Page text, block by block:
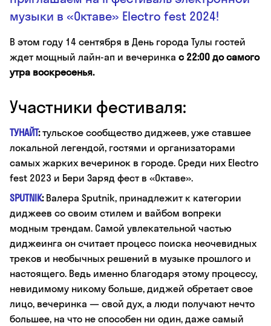
музыки в «Октаве» Electro fest 2024!
В этом году 14 сентября в День города Тулы гостей
ждет мощный лайн-ап и вечеринка c 22:00 до самого
утра воскресенья.
Участники фестиваля:
ТУНАЙТ:тульское сообщество диджеев, уже ставшее
локальной легендой, гостями и организаторами
самых жарких вечеринок в городе. Среди них Electro
fest 2023 и Бери Заряд фест в «Октаве».
SPUTNIK: Валера Sputnik, принадлежит к категории
диджеев со своим стилем и вайбом вопреки
модным трендам. Самой увлекательной частью
диджеинга он считает процесс поиска неочевидных
треков и необычных решений в музыке прошлого и
настоящего. Ведь именно благодаря этому процессу,
невидимому никому больше, диджей обретает свое
лицо, вечеринка — свой дух, а люди получают нечто
большее, на что не способен ни один, даже самый